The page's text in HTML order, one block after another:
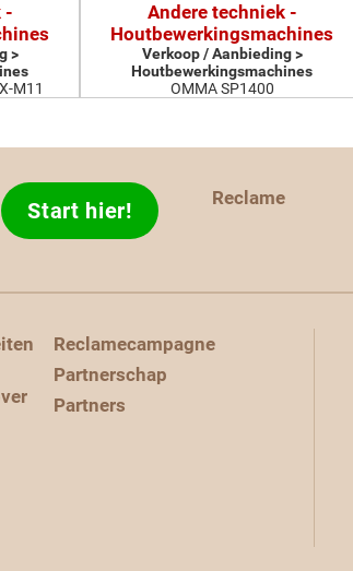
-
>
M11
Andere techniek -
Houtbewerkingsmachines
Verkoop / Aanbieding >
Houtbewerkingsmachines
OMMA SP1400
Start hier! Reclame
Reclamecampagne
Partnerschap
Partners